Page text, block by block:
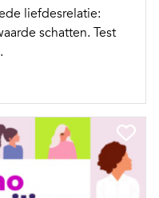
liefdesrelatie:
schatten. Test